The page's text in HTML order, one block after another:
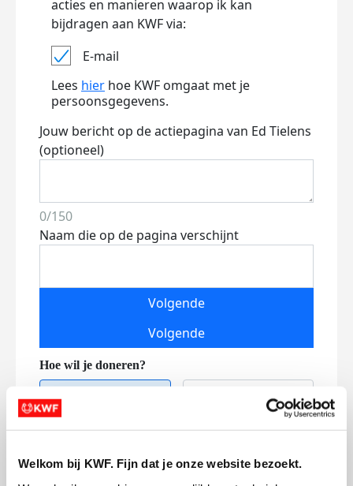
Welkom bij KWF. Fijn dat je onze website bezoekt.
acties en manieren waarop ik kan
bijdragen aan KWF via:
E-mail
Lees hier hoe KWF omgaat met je
persoonsgegevens.
Jouw bericht op de actiepagina van Ed Tielens
(optioneel)
0/150
Naam die op de pagina verschijnt
Volgende
Volgende